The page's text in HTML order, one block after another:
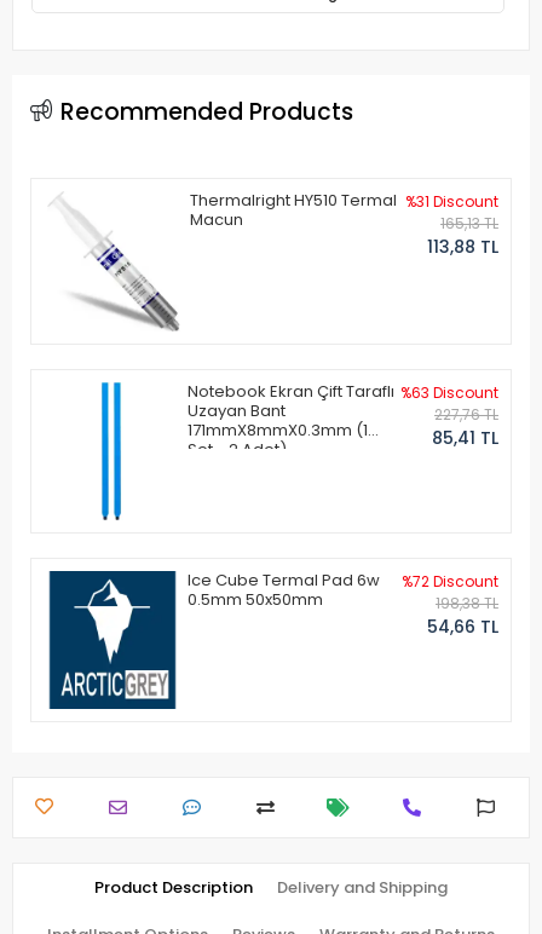
Recommended Products
Thermalright HY510 Termal
Macun
%31 Discount
165,13 TL
113,88 TL
Notebook Ekran Çift Taraflı
Uzayan Bant
171mmX8mmX0.3mm (1
Set - 2 Adet)
%63 Discount
227,76 TL
85,41 TL
Ice Cube Termal Pad 6w
0.5mm 50x50mm
%72 Discount
198,38 TL
54,66 TL
Product Description Delivery and Shipping